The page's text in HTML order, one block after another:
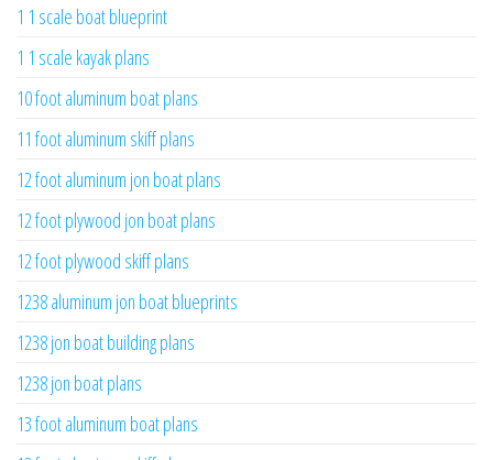
1 1 scale boat blueprint
1 1 scale kayak plans
10 foot aluminum boat plans
11 foot aluminum skiff plans
12 foot aluminum jon boat plans
12 foot plywood jon boat plans
12 foot plywood skiff plans
1238 aluminum jon boat blueprints
1238 jon boat building plans
1238 jon boat plans
13 foot aluminum boat plans